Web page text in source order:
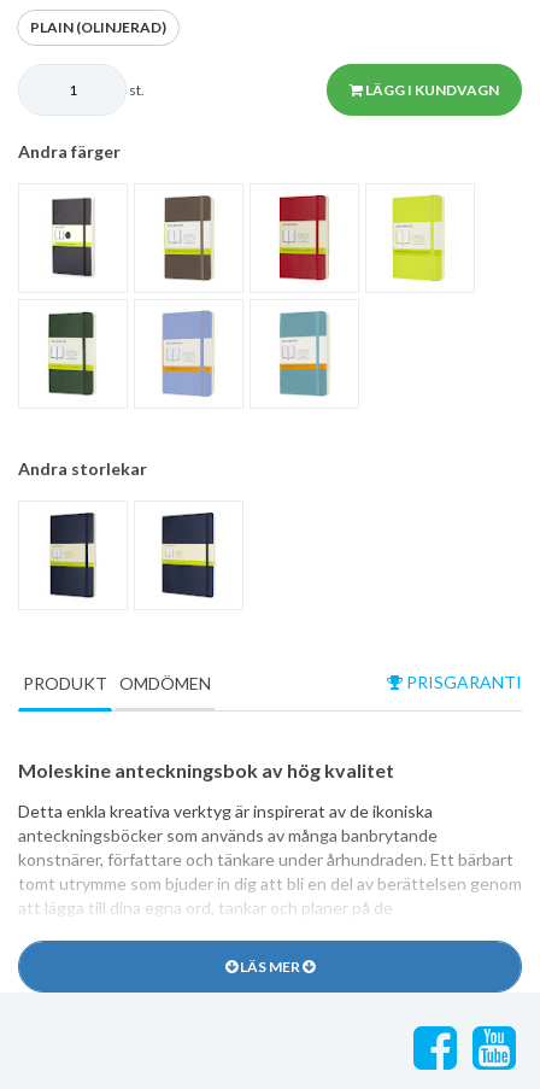
PLAIN (OLINJERAD)
st. LÄGG I KUNDVAGN
Andra färger
Andra storlekar
PRISGARANTI
PRODUKT OMDÖMEN
Moleskine anteckningsbok av hög kvalitet
Detta enkla kreativa verktyg är inspirerat av de ikoniska
anteckningsböcker som används av många banbrytande
konstnärer, författare och tänkare under århundraden. Ett bärbart
tomt utrymme som bjuder in dig att bli en del av berättelsen genom
att lägga till dina egna ord, tankar och planer på de
Alla Moleskine anteckningsböcker i Classic-serien är FSC-märkta,
har elastisk stängning, en expanderbar innerficka för lösa
anteckningar och idéer samt rundade hörn. Allt för att skapa de
LÄS MER